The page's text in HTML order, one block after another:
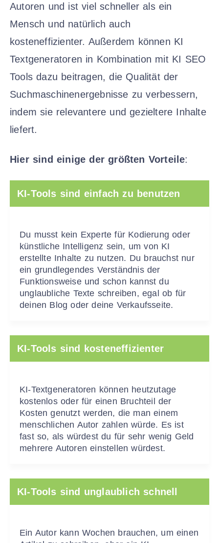
Autoren und ist viel schneller als ein
Mensch und natürlich auch
kosteneffizienter. Außerdem können KI
Textgeneratoren in Kombination mit KI SEO
Tools dazu beitragen, die Qualität der
Suchmaschinenergebnisse zu verbessern,
indem sie relevantere und gezieltere Inhalte
liefert.
Hier sind einige der größten Vorteile:
KI-Tools sind einfach zu benutzen
Du musst kein Experte für Kodierung oder
künstliche Intelligenz sein, um von KI
erstellte Inhalte zu nutzen. Du brauchst nur
ein grundlegendes Verständnis der
Funktionsweise und schon kannst du
unglaubliche Texte schreiben, egal ob für
deinen Blog oder deine Verkaufsseite.
KI-Tools sind kosteneffizienter
KI-Textgeneratoren können heutzutage
kostenlos oder für einen Bruchteil der
Kosten genutzt werden, die man einem
menschlichen Autor zahlen würde. Es ist
fast so, als würdest du für sehr wenig Geld
mehrere Autoren einstellen würdest.
KI-Tools sind unglaublich schnell
Ein Autor kann Wochen brauchen, um einen